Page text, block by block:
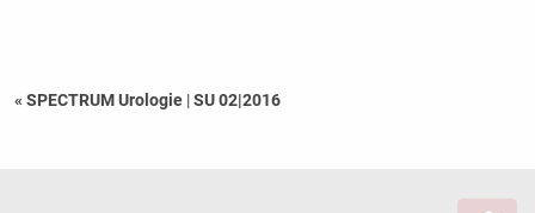
« SPECTRUM Urologie |SU 02|2016